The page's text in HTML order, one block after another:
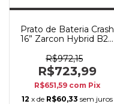
Prato de Bateria Crash
16” Zarcon Hybrid B20
com Timbre
Profissional
R$972,15
R$723,99
R$651,59 com Pix
12 x de R$60,33 sem juros